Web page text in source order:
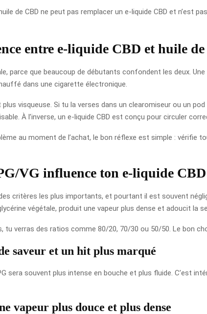
de CBD ne peut pas remplacer un e-liquide CBD et
entre e-liquide CBD et huile
parce que beaucoup de débutants confondent les deux. Une
dans une cigarette électronique.
plus visqueuse. Si tu la verses dans un clearomiseur ou un
À l’inverse, un e-liquide CBD est conçu pour circuler
au moment de l’achat, le bon réflexe est simple : vérifie
VG influence ton e-liquide
critères les plus importants, et pourtant il est souvent
végétale, produit une vapeur plus dense et adoucit la
tu verras des ratios comme 80/20, 70/30 ou 50/50. Le bon
saveur et un hit plus marqué
sera souvent plus intense en bouche et plus fluide. C’est
vapeur plus douce et plus dense